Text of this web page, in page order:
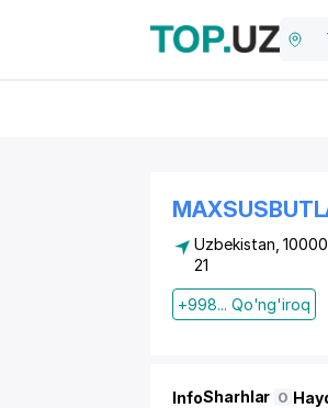
Uzbekistan,
21
+998... Qo'ng'iroq
InfoSharhlar 0